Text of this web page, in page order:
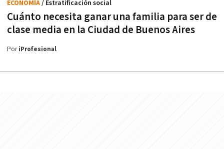
Cuánto necesita ganar una familia para ser de
clase media en la Ciudad de Buenos Aires
ECONOMÍA/ Estratificación social
PoriProfesional